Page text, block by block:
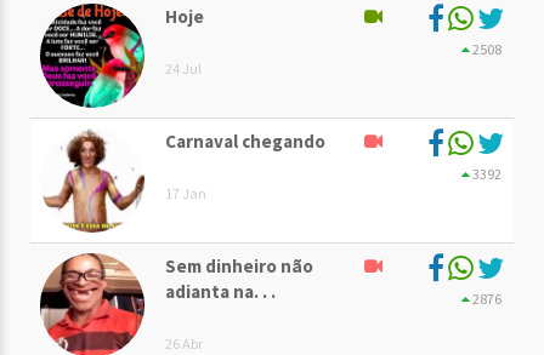
Hoje
24 Jul
2508
Carnaval chegando
17 Jan
3392
Sem dinheiro não
adianta na. . .
26 Abr
2876